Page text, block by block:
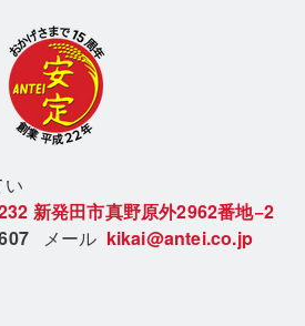
い
新発田市真野原外2962番地−2
メール kikai@antei.co.jp